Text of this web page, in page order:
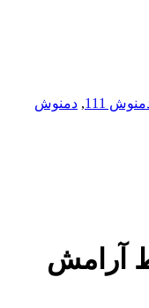
111
, دمنوش
آرامش